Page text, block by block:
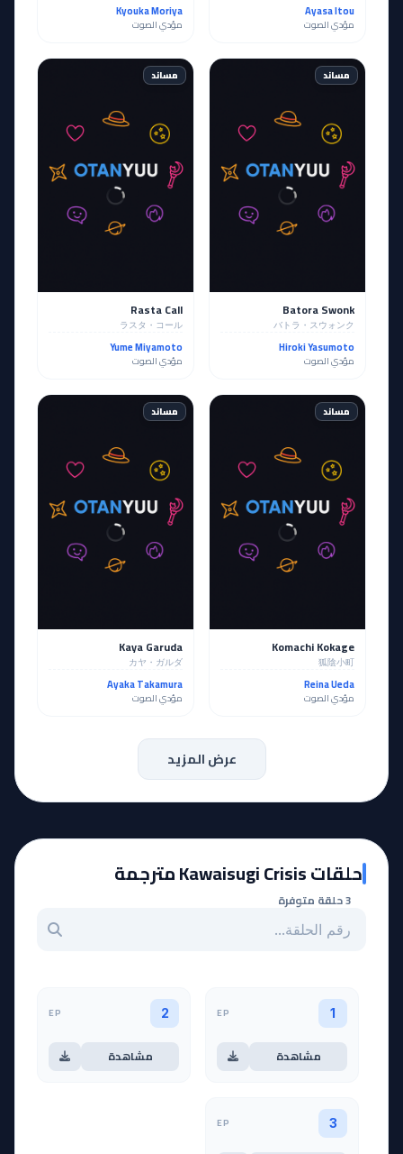
Ayasa Itou
مؤدي الصوت
Kyouka Moriya
مؤدي الصوت
مساند
Batora Swonk
バトラ・スウォンク
Hiroki Yasumoto
مؤدي الصوت
مساند
Rasta Call
ラスタ・コール
Yume Miyamoto
مؤدي الصوت
مساند
Komachi Kokage
狐陰小町
Reina Ueda
مؤدي الصوت
مساند
Kaya Garuda
カヤ・ガルダ
Ayaka Takamura
مؤدي الصوت
عرض المزيد
حلقات Kawaisugi Crisis مترجمة
3 حلقة متوفرة
بحث عن حلقة بالرقم
1
EP
مشاهدة
2
EP
مشاهدة
3
EP